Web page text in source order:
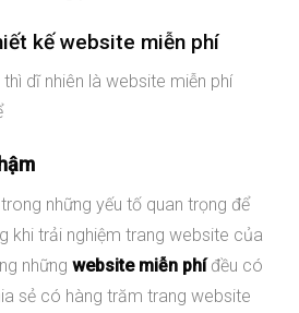
kế website miễn phí
dĩ nhiên là website miễn phí
những yếu tố quan trọng để
khi trải nghiệm trang website của
những website miễn phíđều có
sẻ có hàng trăm trang website